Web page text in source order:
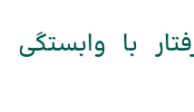
با وابستگی